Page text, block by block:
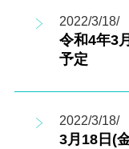
2022/3/18/
令和4年3
予定
2022/3/18/
3月18日(